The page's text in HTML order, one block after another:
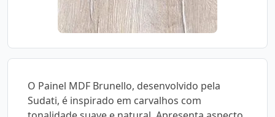
O Painel MDF Brunello, desenvolvido pela
Sudati, é inspirado em carvalhos com